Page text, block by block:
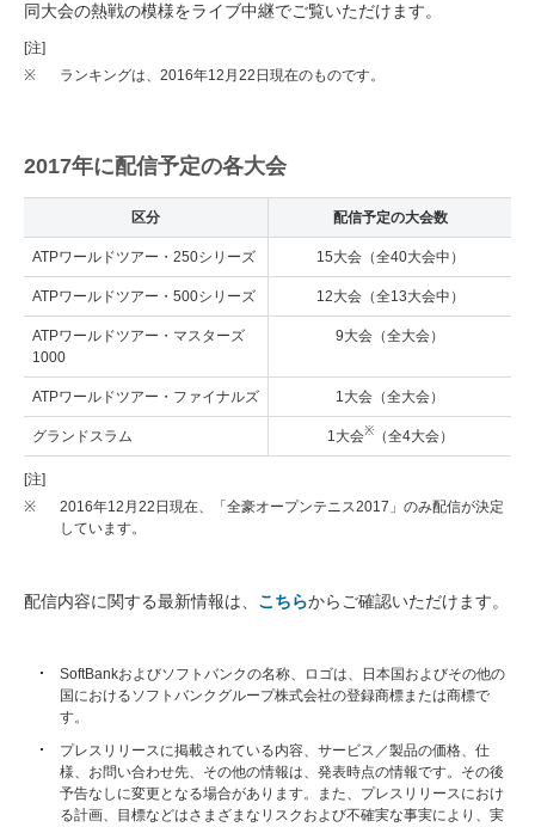
同大会の熱戦の模様をライブ中継でご覧いただけます。
[注]
※
ランキングは、2016年12月22日現在のものです。
2017年に配信予定の各大会
区分 配信予定の大会数
ATPワールドツアー・250シリーズ 15大会（全40大会中）
ATPワールドツアー・500シリーズ 12大会（全13大会中）
ATPワールドツアー・マスターズ
1000
9大会（全大会）
ATPワールドツアー・ファイナルズ 1大会（全大会）
グランドスラム 1大会※（全4大会）
[注]
※
2016年12月22日現在、「全豪オープンテニス2017」のみ配信が決定
しています。
配信内容に関する最新情報は、 こちらからご確認いただけます。
SoftBankおよびソフトバンクの名称、ロゴは、日本国およびその他の
国におけるソフトバンクグループ株式会社の登録商標または商標で
す。
プレスリリースに掲載されている内容、サービス／製品の価格、仕
様、お問い合わせ先、その他の情報は、発表時点の情報です。その後
予告なしに変更となる場合があります。また、プレスリリースにおけ
る計画、目標などはさまざまなリスクおよび不確実な事実により、実